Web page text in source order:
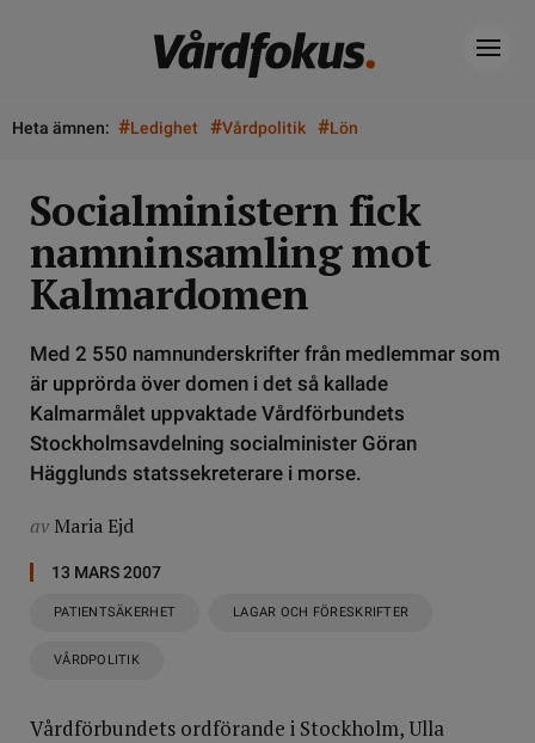
Heta ämnen: #Ledighet #Vårdpolitik #Lön
Socialministern fick
namninsamling mot
Kalmardomen
Med 2 550 namnunderskrifter från medlemmar som
är upprörda över domen i det så kallade
Kalmarmålet uppvaktade Vårdförbundets
Stockholmsavdelning socialminister Göran
Hägglunds statssekreterare i morse.
av Maria Ejd
13 MARS 2007
PATIENTSÄKERHET LAGAR OCH FÖRESKRIFTER
VÅRDPOLITIK
Vårdförbundets ordförande i Stockholm, Ulla